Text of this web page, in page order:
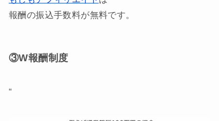
報酬の振込手数料が無料です。
③W報酬制度
“